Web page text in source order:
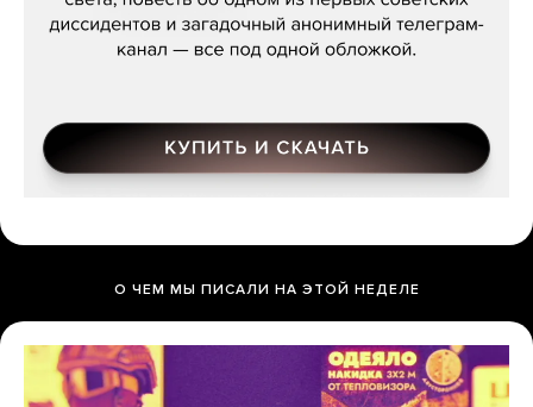
О ЧЕМ МЫ ПИСАЛИ НА ЭТОЙ НЕДЕЛЕ